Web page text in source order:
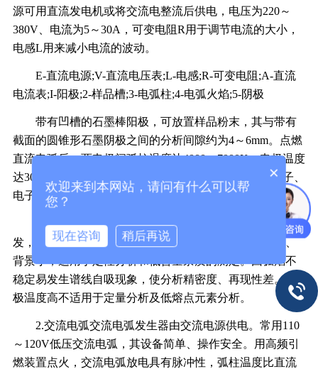
源可用直流发电机或将交流电整流后供电，电压为220～
380V、电流为5～30A，可变电阻R用于调节电流的大小，
电感L用来减小电流的波动。
E-直流电源;V-直流电压表;L-电感;R-可变电阻;A-直流
电流表;I-阳极;2-样品槽;3-电弧柱;4-电弧火焰;5-阴极
带有凹槽的石墨棒阳极，可放置样品粉末，其与带有
截面的圆锥形石墨阴极之间的分析间隙约为4～6mm。点燃
直流电弧后，两电极间弧柱温度达4000～7000K，电极温度
达3000～4000K。在弧焰中样品蒸发、离解成原子、离子、
电子，粒子间碰撞使它们激发，从而辐射出光谱线。
直流电弧光源的弧焰温度高，可使70种以上的元素激
发，适用于难熔、难挥发物质的分析，测定的灵敏度高、
背景小，适用于定性分析和低含量杂质的测定。因弧焰不
稳定易发生谱线自吸现象，使分析精密度、再现性差。阳
极温度高不适用于定量分析及低熔点元素分析。
2.交流电弧交流电弧发生器由交流电源供电。常用110
～120V低压交流电弧，其设备简单、操作安全。用高频引
燃装置点火，交流电弧放电具有脉冲性，弧柱温度比直流
×
欢迎来到本网站，请问有什么可以帮
您？
现在咨询 稍后再说